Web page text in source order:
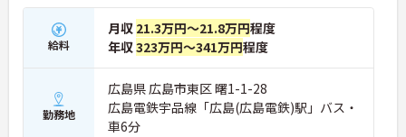
給料
月収 21.3万円～21.8万円程度
年収323万円～341万円程度
勤務地
広島県 広島市東区 曙1-1-28
広島電鉄宇品線「広島(広島電鉄)駅」バス・
車6分